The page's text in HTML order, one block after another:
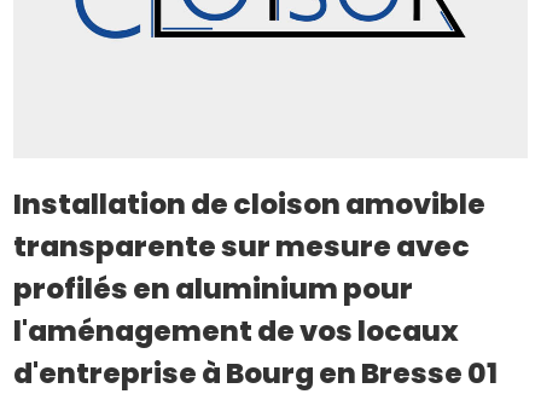
Installation de cloison amovible
transparente sur mesure avec
profilés en aluminium pour
l'aménagement de vos locaux
d'entreprise à Bourg en Bresse 01